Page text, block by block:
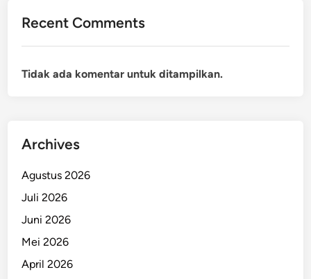
Recent Comments
Tidak ada komentar untuk ditampilkan.
Archives
Agustus 2026
Juli 2026
Juni 2026
Mei 2026
April 2026